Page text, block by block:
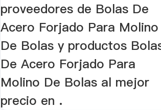
proveedores de Bolas De
Acero Forjado Para Molino
De Bolas y productos
De Acero Forjado Para
Molino De Bolas al mejor
precio en .